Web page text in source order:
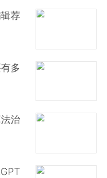
荐
多
治